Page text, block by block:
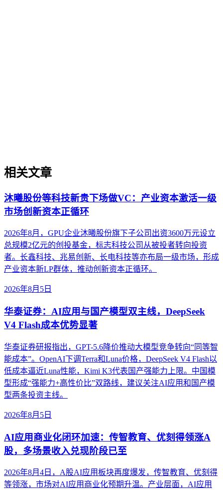
相关文章
沐曦股份等科技新贵下场做VC：产业资本激活一级
市场创新资本正循环
2026年8月，GPU企业沐曦股份旗下子公司出资3600万元设立
总规模2亿元的创投基金，标志科技公司从被投者转向投资
者。长鑫科技、兆易创新、长电科技等亦布局一级市场，形成
产业资本新LP群体，推动创新资本正循环。
2026年8月5日
华泰证券：AI应用与国产模型双主线，DeepSeek
V4 Flash成本优势显著
华泰证券研报指出，GPT-5.6降价推动大模型竞争转向“同等智
能成本”。OpenAI下调Terra和Luna价格，DeepSeek V4 Flash以
低成本逼近Luna性能，Kimi K3代表国产强能力上限。中国模
型形成“强能力+高性价比”双路线，建议关注AI应用和国产模
型两条投资主线。
2026年8月5日
AI应用商业化闭环加速：传智教育、优刻得领涨A
股，多场景收入兑现阶段已至
2026年8月4日，A股AI应用板块再度爆发，传智教育、优刻得
等领涨，市场对AI应用商业化预期升温。产业层面，AI应用